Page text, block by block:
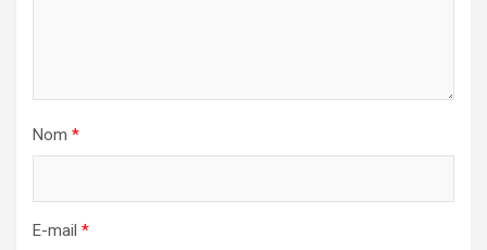
Nom *
E-mail *